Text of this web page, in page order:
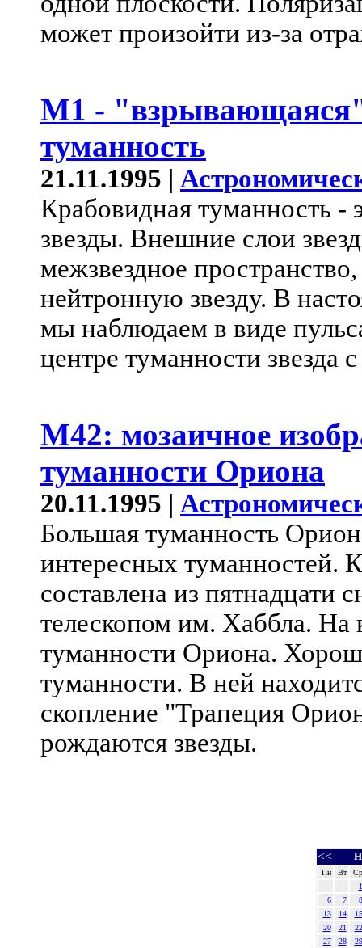
может произойти из-за
M1 -
туманность
21.11.1995 |
Крабовидная туманность -
звезды. Внешние слои
межзвездное
нейтронную звезду. В
мы наблюдаем в виде
центре туманности
M42: мозаичное
туманности Ориона
20.11.1995 |
Большая туманность
интересных туманностей.
составлена из
телескопом им. Хаббла. На
туманности Ориона.
туманности. В ней
скопление "Трапеция
рождаются звезды.
<<
Пн Вт
Ср
1
6
7
8
13
14
15
20
21
22
27
28 29